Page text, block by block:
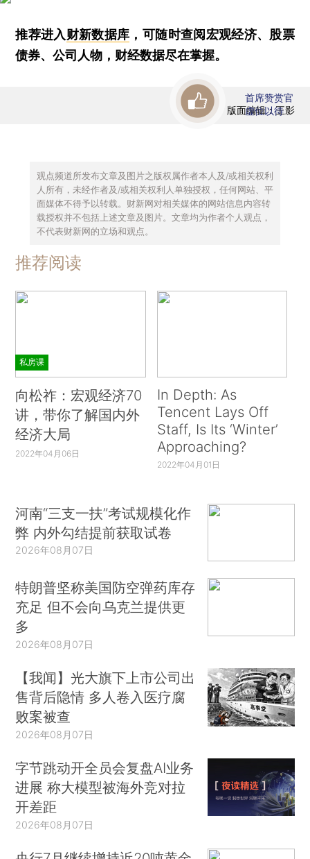
推荐进入财新数据库 ，可随时查阅宏观经济、股票
债券、公司人物，财经数据尽在掌握。
版面编辑：王影
首席赞赏官
虚位以待
观点频道所发布文章及图片之版权属作者本人及/或相关权利
人所有，未经作者及/或相关权利人单独授权，任何网站、平
面媒体不得予以转载。财新网对相关媒体的网站信息内容转
载授权并不包括上述文章及图片。文章均为作者个人观点，
不代表财新网的立场和观点。
推荐阅读
私房课
向松祚：宏观经济70
讲，带你了解国内外
经济大局
2022年04月06日
In Depth: As
Tencent Lays Off
Staff, Is Its ‘Winter’
Approaching?
2022年04月01日
河南“三支一扶”考试规模化作
弊 内外勾结提前获取试卷
2026年08月07日
特朗普坚称美国防空弹药库存
充足 但不会向乌克兰提供更
多
2026年08月07日
【我闻】光大旗下上市公司出
售背后隐情 多人卷入医疗腐
败案被查
2026年08月07日
字节跳动开全员会复盘AI业务
进展 称大模型被海外竞对拉
开差距
2026年08月07日